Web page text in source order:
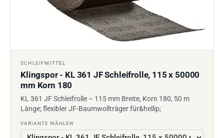
SCHLEIFMITTEL
Klingspor - KL 361 JF Schleifrolle, 115 x 50000
mm Korn 180
KL 361 JF Schleifrolle – 115 mm Breite, Korn 180, 50 m
Länge; flexibler JF-Baumwollträger für&hellip;
VARIANTE WÄHLEN